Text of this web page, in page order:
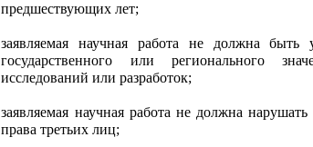
предшествующих лет;
заявляемая научная работа не должна быть
государственного или регионального
исследований или разработок;
заявляемая научная работа не должна
права третьих лиц;